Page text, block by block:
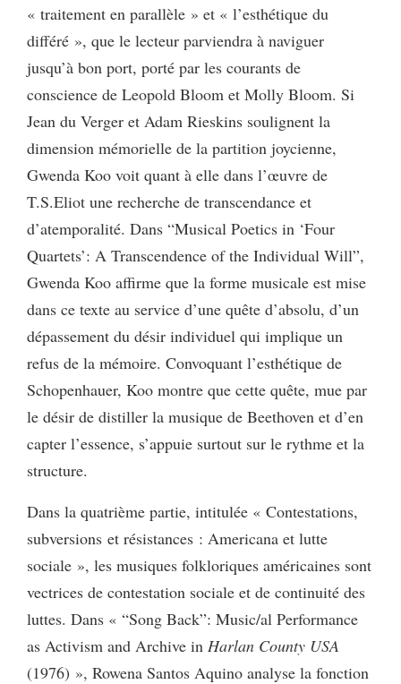
« traitement en parallèle » et « l’esthétique du
différé », que le lecteur parviendra à naviguer
jusqu’à bon port, porté par les courants de
conscience de Leopold Bloom et Molly Bloom. Si
Jean du Verger et Adam Rieskins soulignent la
dimension mémorielle de la partition joycienne,
Gwenda Koo voit quant à elle dans l’œuvre de
T.S.Eliot une recherche de transcendance et
d’atemporalité. Dans “Musical Poetics in ‘Four
Quartets’: A Transcendence of the Individual Will”,
Gwenda Koo affirme que la forme musicale est mise
dans ce texte au service d’une quête d’absolu, d’un
dépassement du désir individuel qui implique un
refus de la mémoire. Convoquant l’esthétique de
Schopenhauer, Koo montre que cette quête, mue par
le désir de distiller la musique de Beethoven et d’en
capter l’essence, s’appuie surtout sur le rythme et la
structure.
Dans la quatrième partie, intitulée « Contestations,
subversions et résistances : Americana et lutte
sociale », les musiques folkloriques américaines sont
vectrices de contestation sociale et de continuité des
luttes. Dans « “Song Back”: Music/al Performance
as Activism and Archive in Harlan County USA
(1976) », Rowena Santos Aquino analyse la fonction